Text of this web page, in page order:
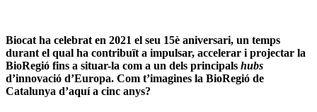
Biocat ha celebrat en 2021 el seu 15è aniversari, un temps
durant el qual ha contribuït a impulsar, accelerar i projectar la
BioRegió fins a situar-la com a un dels principals hubs
d’innovació d’Europa. Com t’imagines la BioRegió de
Catalunya d’aquí a cinc anys?